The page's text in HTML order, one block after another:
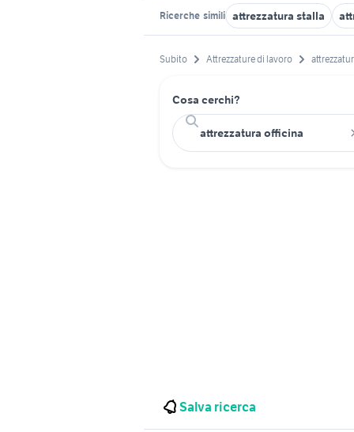
Ricerche simili attrezzatura stalla
Subito Attrezzature di lavoro
Cosa cerchi?
Salva ricerca